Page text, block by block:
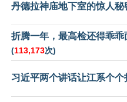
丹德拉神庙地下室的惊人秘
折腾一年，最高检还得乖乖
(113,173次)
习近平两个讲话让江系个个